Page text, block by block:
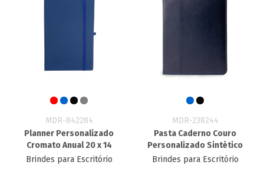
MDR-842284
Planner Personalizado
Cromato Anual 20 x 14
Brindes para Escritório
MDR-238244
Pasta Caderno Couro
Personalizado Sintético
Brindes para Escritório